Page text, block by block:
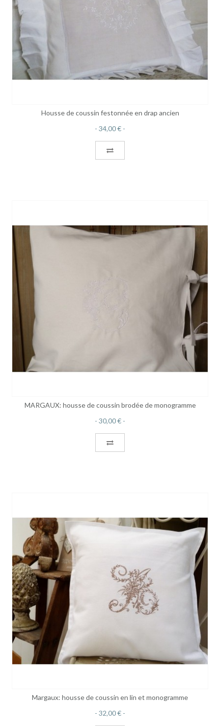
Housse de coussin festonnée en drap ancien
34,00 €
MARGAUX: housse de coussin brodée de monogramme
30,00 €
Margaux: housse de coussin en lin et monogramme
32,00 €